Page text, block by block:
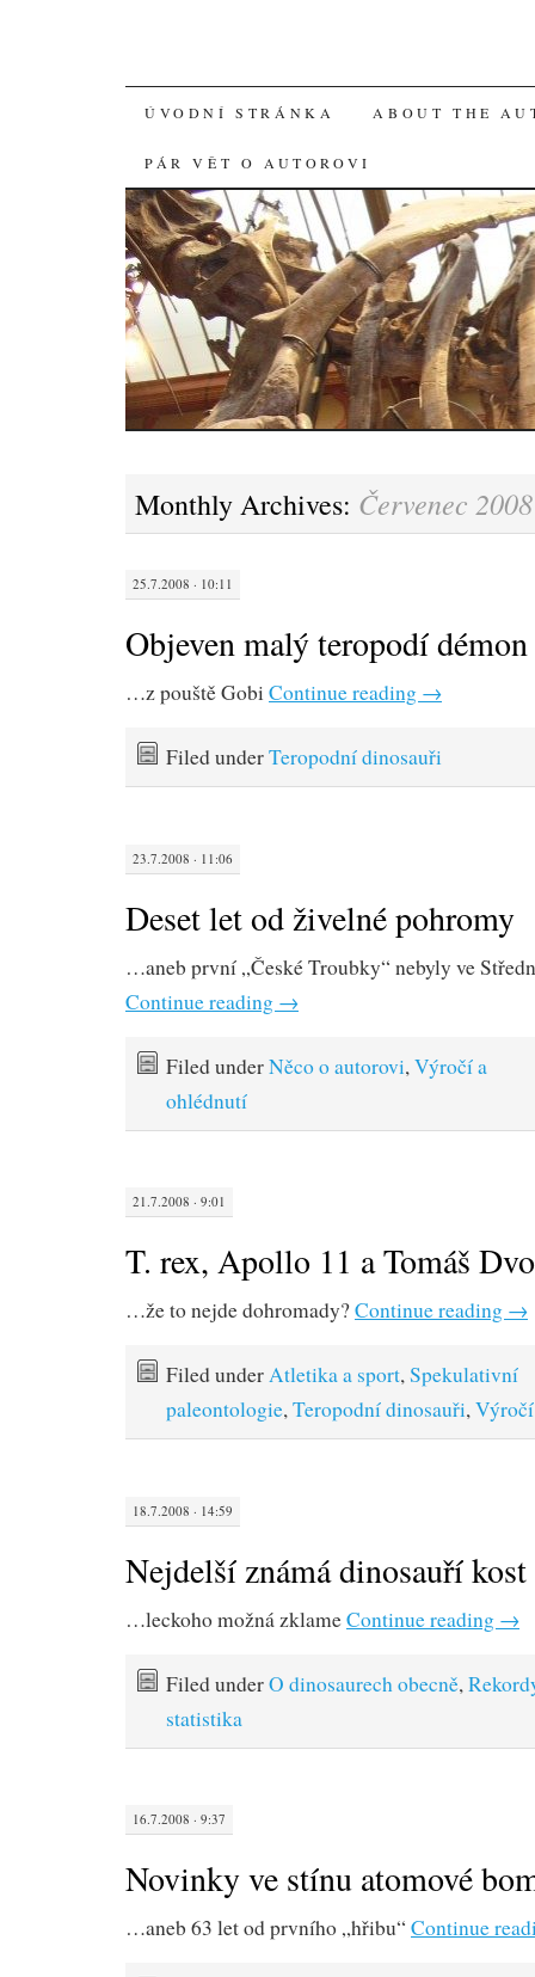
SKIP
TO
CONTENT
ÚVODNÍ STRÁNKA ABOUT THE
PÁR VĚT O AUTOROVI
Monthly Archives: Červenec 2008
25.7.2008 · 10:11
Objeven malý teropodí démon
…z pouště Gobi Continue reading →
Filed underTeropodní dinosauři
23.7.2008 · 11:06
Deset let od živelné pohromy
…aneb první „České Troubky“ nebyly ve
Continue reading →
Filed underNěco o autorovi, Výročí a
ohlédnutí
21.7.2008 · 9:01
T. rex, Apollo 11 a Tomáš
…že to nejde dohromady?Continue reading →
Filed underAtletika a sport,Spekulativní
paleontologie,Teropodní dinosauři,
18.7.2008 · 14:59
Nejdelší známá dinosauří kost
…leckoho možná zklameContinue reading →
Filed underO dinosaurech obecně,
statistika
16.7.2008 · 9:37
Novinky ve stínu atomové
…aneb 63 let od prvního „hřibu“ Continue